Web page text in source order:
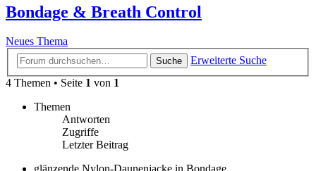
Bondage & Breath Control
Neues Thema
Suche
Erweiterte Suche
4 Themen • Seite 1 von 1
Themen
Antworten
Zugriffe
Letzter Beitrag
glänzende Nylon-Daunenjacke in Bondage